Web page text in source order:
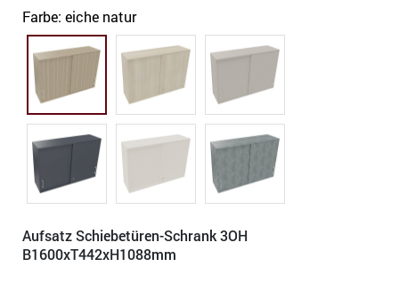
Farbe: eiche natur
Aufsatz Schiebetüren-Schrank 3OH
B1600xT442xH1088mm